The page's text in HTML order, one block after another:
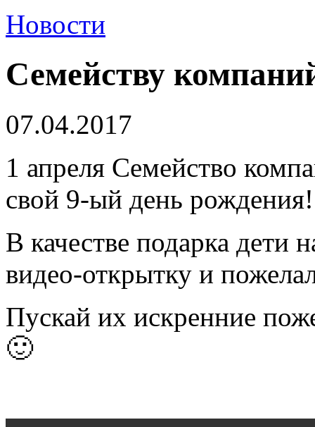
Новости
Семейству
07.04.2017
1 апреля Семейство
свой 9-ый день рождения!
В качестве подарка дети
видео-открытку и
Пускай их искренние
🙂